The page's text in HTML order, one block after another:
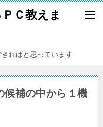
Ｃ教えま
ればと思っています
候補の中から１機